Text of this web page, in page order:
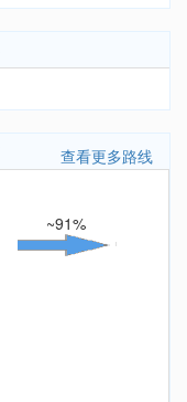
查看更多路线
~91%